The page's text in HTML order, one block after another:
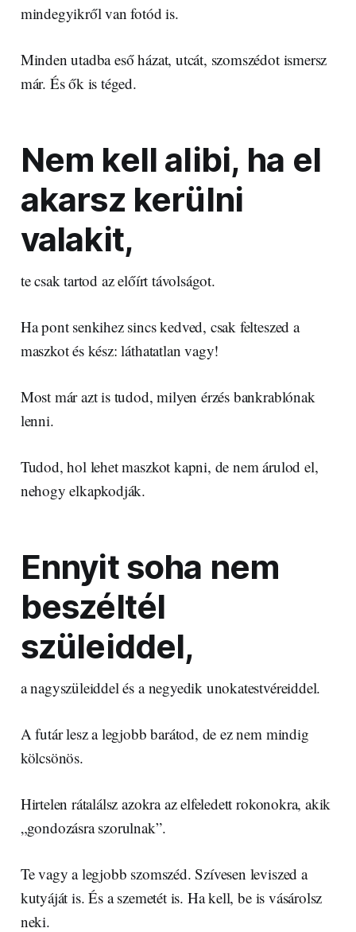
mindegyikről van fotód is.
Minden utadba eső házat, utcát, szomszédot ismersz
már. És ők is téged.
Nem kell alibi, ha el
akarsz kerülni
valakit,
te csak tartod az előírt távolságot.
Ha pont senkihez sincs kedved, csak felteszed a
maszkot és kész: láthatatlan vagy!
Most már azt is tudod, milyen érzés bankrablónak
lenni.
Tudod, hol lehet maszkot kapni, de nem árulod el,
nehogy elkapkodják.
Ennyit soha nem
beszéltél
szüleiddel,
a nagyszüleiddel és a negyedik unokatestvéreiddel.
A futár lesz a legjobb barátod, de ez nem mindig
kölcsönös.
Hirtelen rátalálsz azokra az elfeledett rokonokra, akik
„gondozásra szorulnak”.
Te vagy a legjobb szomszéd. Szívesen leviszed a
kutyáját is. És a szemetét is. Ha kell, be is vásárolsz
neki.